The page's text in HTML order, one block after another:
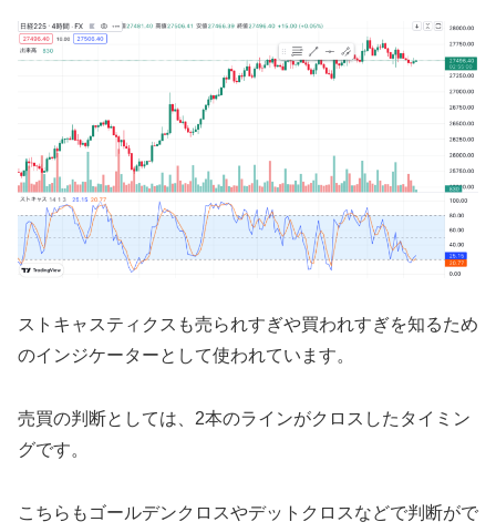
ストキャスティクスも売られすぎや買われすぎを知るため
のインジケーターとして使われています。
売買の判断としては、2本のラインがクロスしたタイミン
グです。
こちらもゴールデンクロスやデットクロスなどで判断がで